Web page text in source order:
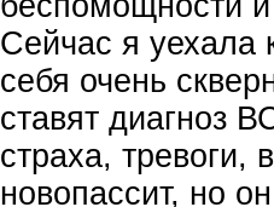
Сейчас я уехала
себя очень
ставят диагноз
страха, тревоги,
новопассит, но